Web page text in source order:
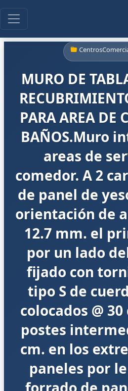
MURO DE
PARA AREA DE
BAÑOS.Muro
areas de
comedor. A 2
de panel de
orientación de
12.7 mm. el
por un lado
fijado con
tipo S de
colocados @
postes
cm. en los
paneles por